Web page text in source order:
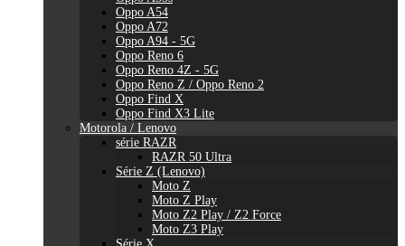
Oppo A54
Oppo A72
Oppo A94 - 5G
Oppo Reno 6
Oppo Reno 4Z - 5G
Oppo Reno Z / Oppo Reno 2
Oppo Find X
Oppo Find X3 Lite
Motorola / Lenovo
série RAZR
RAZR 50 Ultra
Série Z (Lenovo)
Moto Z
Moto Z Play
Moto Z2 Play / Z2 Force
Moto Z3 Play